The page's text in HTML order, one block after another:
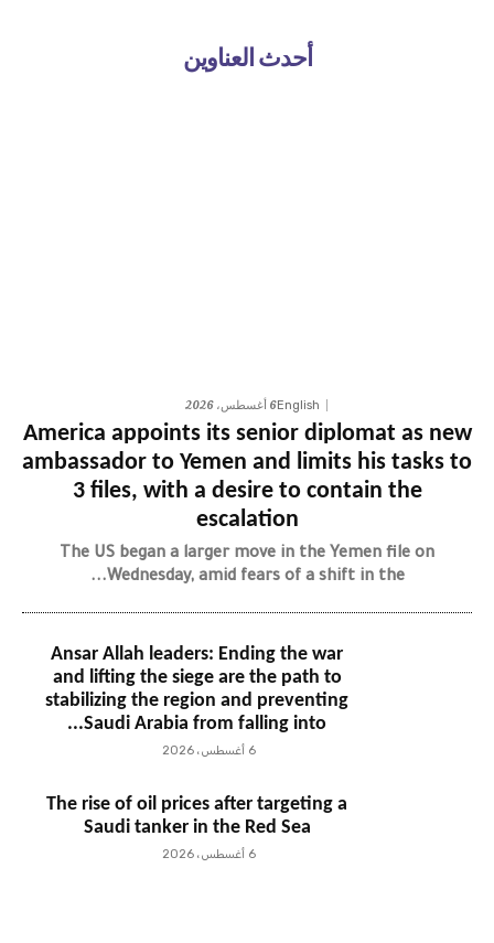
أحدث العناوين
English6 أغسطس، 2026
America appoints its senior diplomat as new
ambassador to Yemen and limits his tasks to
3 files, with a desire to contain the
escalation
The US began a larger move in the Yemen file on
Wednesday, amid fears of a shift in the...
Ansar Allah leaders: Ending the war
and lifting the siege are the path to
stabilizing the region and preventing
Saudi Arabia from falling into...
6 أغسطس، 2026
The rise of oil prices after targeting a
Saudi tanker in the Red Sea
6 أغسطس، 2026